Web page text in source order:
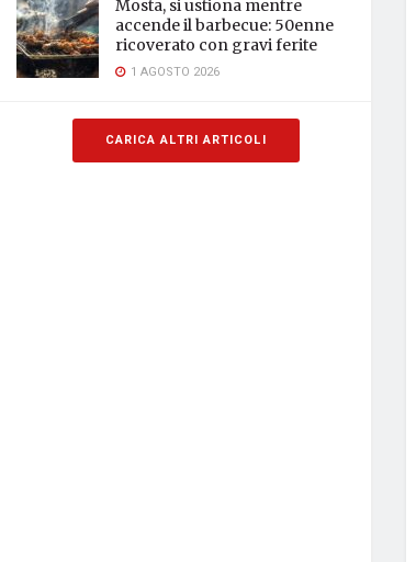
Mosta, si ustiona mentre
accende il barbecue: 50enne
ricoverato con gravi ferite
1 AGOSTO 2026
CARICA ALTRI ARTICOLI